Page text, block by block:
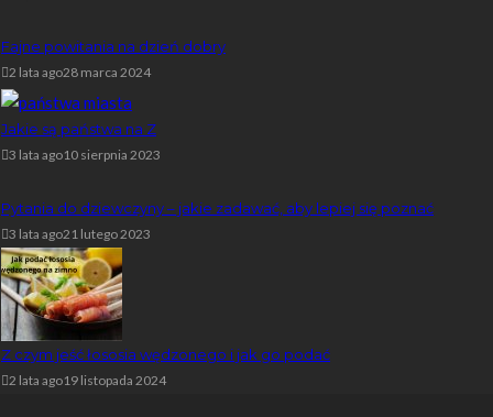
Fajne powitania na dzień dobry
2 lata ago28 marca 2024
Jakie są państwa na Z
3 lata ago10 sierpnia 2023
Pytania do dziewczyny – jakie zadawać, aby lepiej się poznać
3 lata ago21 lutego 2023
Z czym jeść łososia wędzonego i jak go podać
2 lata ago19 listopada 2024